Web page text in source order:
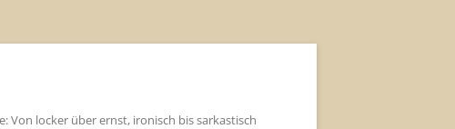
Von locker über ernst, ironisch bis sarkastisch